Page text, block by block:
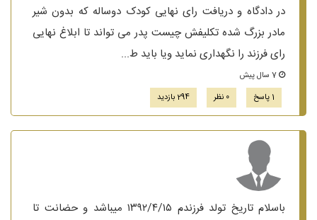
در دادگاه و دریافت رای نهایی کودک دوساله که بدون شیر
مادر بزرگ شده تکلیفش چیست پدر می تواند تا ابلاغ نهایی
رای فرزند را نگهداری نماید ویا باید ط...
1 پاسخ
0 نظر 294 بازدید
باسلام تاریخ تولد فرزندم ۱۳۹۲/۴/۱۵ میباشد و حضانت تا